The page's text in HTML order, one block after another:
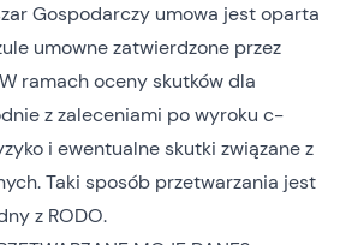
Gospodarczy umowa jest oparta
umowne zatwierdzone przez
ramach oceny skutków dla
z zaleceniami po wyroku c-
i ewentualne skutki związane z
Taki sposób przetwarzania jest
z RODO.